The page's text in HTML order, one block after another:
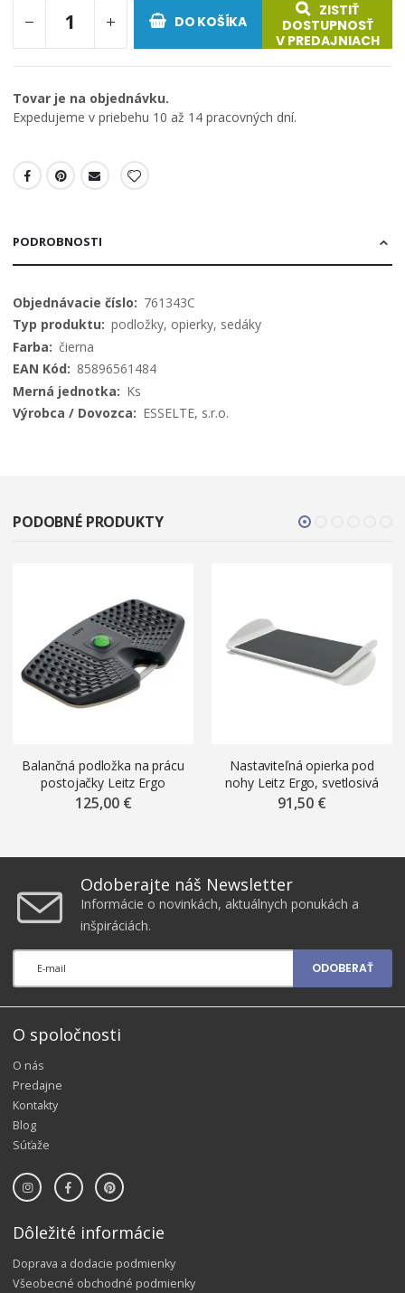
DO KOŠÍKA
ZISTIŤ
DOSTUPNOSŤ
V PREDAJNIACH
Tovar je na objednávku.
Expedujeme v priebehu 10 až 14 pracovných dní.
PODROBNOSTI
Viac
informácií
761343C
podložky, opierky, sedáky
čierna
85896561484
Ks
ESSELTE, s.r.o.
PODOBNÉ PRODUKTY
Balančná podložka na prácu
postojačky Leitz Ergo
125,00 €
Nastaviteľná opierka pod
nohy Leitz Ergo, svetlosivá
91,50 €
Odoberajte náš Newsletter
Informácie o novinkách, aktuálnych ponukách a
inšpiráciách.
ODOBERAŤ
O spoločnosti
O nás
Predajne
Kontakty
Blog
Súťaže
Dôležité informácie
Doprava a dodacie podmienky
Všeobecné obchodné podmienky